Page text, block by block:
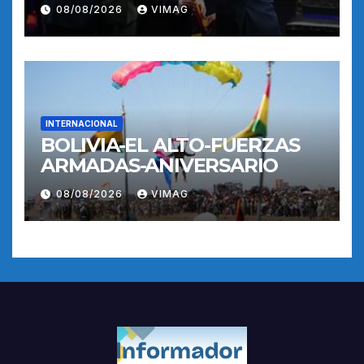
08/08/2026 VIMAG
INTERNACIONAL
BOLIVIA-EL ALTO-FUERZAS
ARMADAS-ANIVERSARIO
08/08/2026 VIMAG